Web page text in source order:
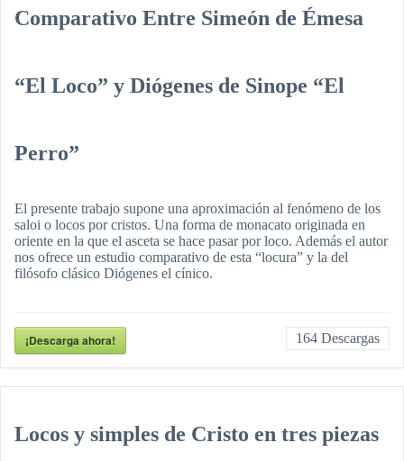
Comparativo Entre Simeón de Émesa
“El Loco” y Diógenes de Sinope “El
Perro”
El presente trabajo supone una aproximación al fenómeno de los
saloi o locos por cristos. Una forma de monacato originada en
oriente en la que el asceta se hace pasar por loco. Además el autor
nos ofrece un estudio comparativo de esta “locura” y la del
filósofo clásico Diógenes el cínico.
¡Descarga ahora! 164 Descargas
Locos y simples de Cristo en tres piezas